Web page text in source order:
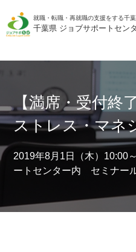
就職・転職・再就職の支援をする千
千葉県 ジョブサポートセン
【満席・受付終
ストレス・マネ
2019年8月1日（木）10:00
ートセンター内 セミナー